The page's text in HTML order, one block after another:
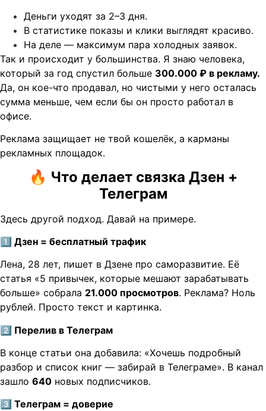
Деньги уходят за 2–3 дня.
В статистике показы и клики выглядят красиво.
На деле — максимум пара холодных заявок.
Так и происходит у большинства. Я знаю человека,
который за год спустил больше 300.000 ₽ в рекламу.
Да, он кое-что продавал, но чистыми у него осталась
сумма меньше, чем если бы он просто работал в
офисе.
Реклама защищает не твой кошелёк, а карманы
рекламных площадок.
🔥 Что делает связка Дзен +
Телеграм
Здесь другой подход. Давай на примере.
1️ Дзен = бесплатный трафик
Лена, 28 лет, пишет в Дзене про саморазвитие. Её
статья «5 привычек, которые мешают зарабатывать
больше» собрала 21.000 просмотров. Реклама? Ноль
рублей. Просто текст и картинка.
2️ Перелив в Телеграм
В конце статьи она добавила: «Хочешь подробный
разбор и список книг — забирай в Телеграме». В канал
зашло 640 новых подписчиков.
3️ Телеграм = доверие